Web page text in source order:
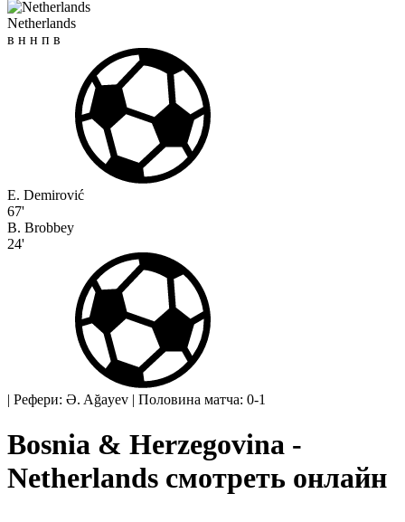
Netherlands
в н н п в
E. Demirović
67'
B. Brobbey
24'
| Рефери: Ə. Ağayev | Половина матча: 0-1
Bosnia & Herzegovina -
Netherlands смотреть онлайн